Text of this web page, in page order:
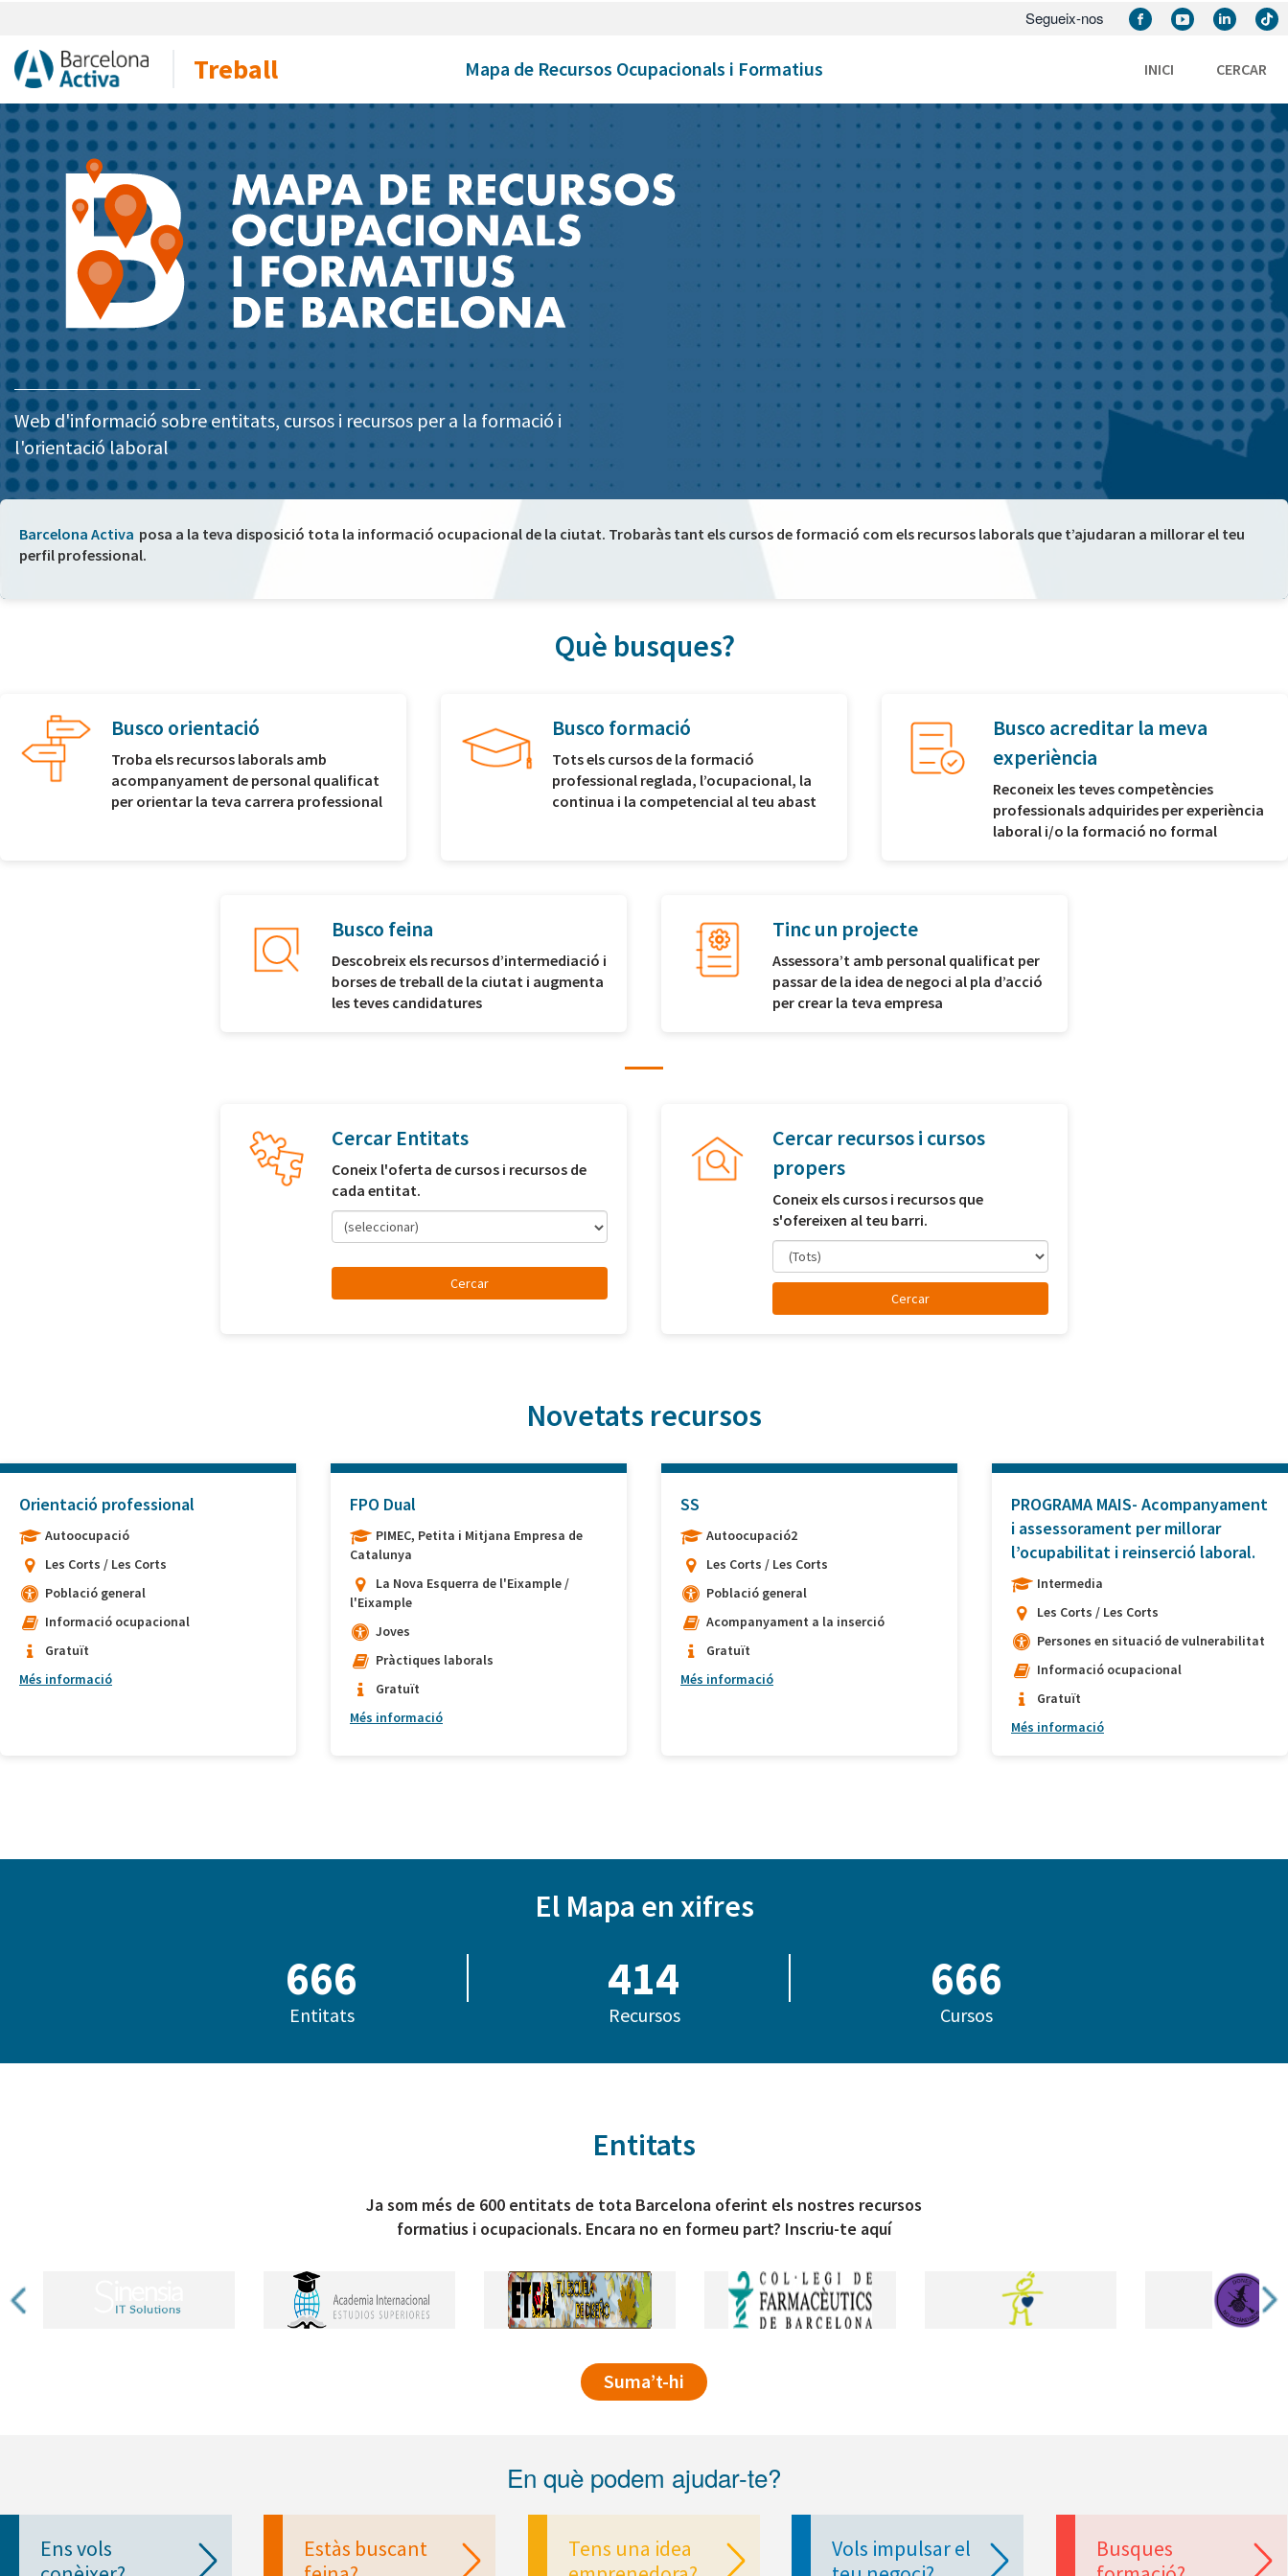
Segueix-nos
Mapa de Recursos Ocupacionals i Formatius
Treball INICI CERCAR
Web d'informació sobre entitats, cursos i recursos per a la formació i
l'orientació laboral
Barcelona Activa posa a la teva disposició tota la informació ocupacional de la ciutat. Trobaràs tant els cursos de formació com els recursos laborals que t’ajudaran a millorar el teu
perfil professional.
Què busques?
Busco orientació
Troba els recursos laborals amb
acompanyament de personal qualificat
per orientar la teva carrera professional
Busco formació
Tots els cursos de la formació
professional reglada, l’ocupacional, la
continua i la competencial al teu abast
Busco acreditar la meva
experiència
Reconeix les teves competències
professionals adquirides per experiència
laboral i/o la formació no formal
Busco feina
Descobreix els recursos d’intermediació i
borses de treball de la ciutat i augmenta
les teves candidatures
Tinc un projecte
Assessora’t amb personal qualificat per
passar de la idea de negoci al pla d’acció
per crear la teva empresa
Cercar Entitats
Coneix l'oferta de cursos i recursos de
cada entitat.
(seleccionar)
Cercar recursos i cursos
propers
Coneix els cursos i recursos que
s'ofereixen al teu barri.
Novetats recursos
Orientació professional
Autoocupació
Les Corts / Les Corts
Població general
Informació ocupacional
Gratuït
Més informació
FPO Dual
PIMEC, Petita i Mitjana Empresa de
Catalunya
La Nova Esquerra de l'Eixample /
l'Eixample
Joves
Pràctiques laborals
Gratuït
Més informació
SS
Autoocupació2
Les Corts / Les Corts
Població general
Acompanyament a la inserció
Gratuït
Més informació
PROGRAMA MAIS- Acompanyament
i assessorament per millorar
l’ocupabilitat i reinserció laboral.
Intermedia
Les Corts / Les Corts
Persones en situació de vulnerabilitat
Informació ocupacional
Gratuït
Més informació
El Mapa en xifres
685
Entitats
414
Recursos
824
Cursos
Entitats
Ja som més de 600 entitats de tota Barcelona oferint els nostres recursos
formatius i ocupacionals. Encara no en formeu part? Inscriu-te aquí
Suma’t-hi
En què podem ajudar-te?
Ens vols
Estàs buscant
Tens una idea
Vols impulsar el
Busques